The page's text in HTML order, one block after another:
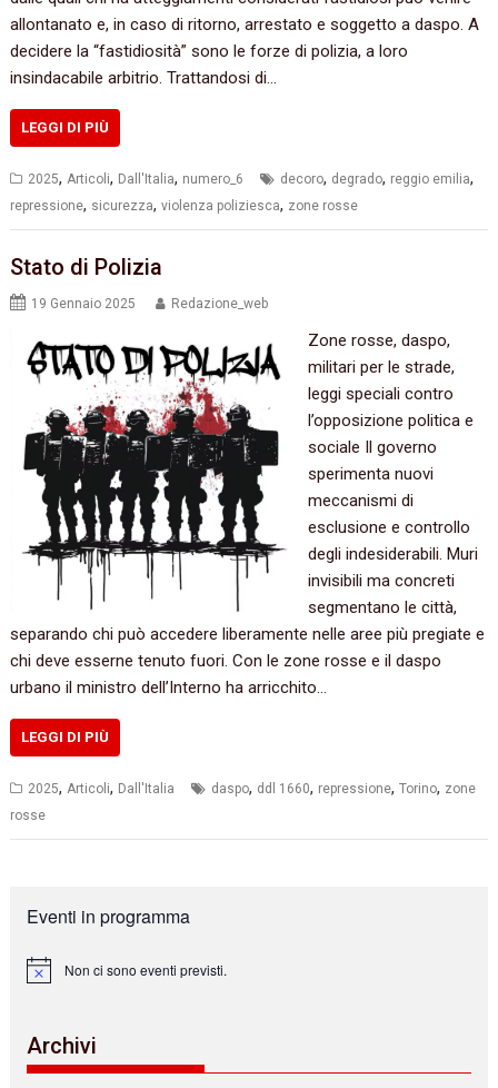
allontanato e, in caso di ritorno, arrestato e soggetto a daspo. A
decidere la “fastidiosità” sono le forze di polizia, a loro
insindacabile arbitrio. Trattandosi di…
LEGGI DI PIÙ
2025,Articoli, Dall'Italia, numero_6 decoro, degrado, reggio emilia,
repressione, sicurezza,violenza poliziesca, zone rosse
Stato di Polizia
19 Gennaio 2025 Redazione_web
Zone rosse, daspo,
militari per le strade,
leggi speciali contro
l’opposizione politica e
sociale Il governo
sperimenta nuovi
meccanismi di
esclusione e controllo
degli indesiderabili. Muri
invisibili ma concreti
segmentano le città,
separando chi può accedere liberamente nelle aree più pregiate e
chi deve esserne tenuto fuori. Con le zone rosse e il daspo
urbano il ministro dell’Interno ha arricchito…
LEGGI DI PIÙ
2025, Articoli, Dall'Italia daspo, ddl 1660, repressione,Torino, zone
rosse
Eventi in programma
N
c
e
Non ci sono eventi previsti.
Archivi